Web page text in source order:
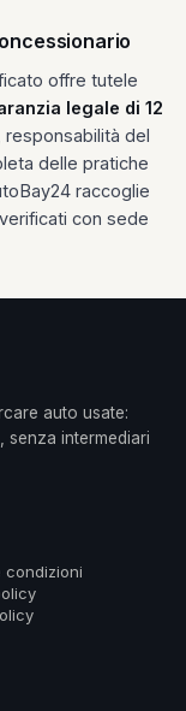
offre tutele
legale di 12
del
delle pratiche
raccoglie
con sede
auto usate:
senza intermediari
condizioni